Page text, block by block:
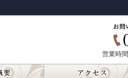
営業時